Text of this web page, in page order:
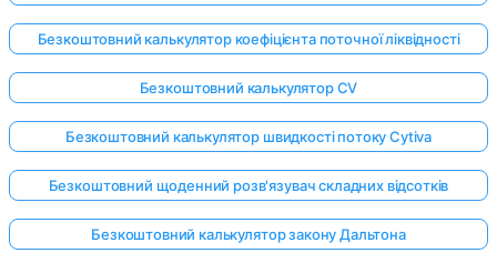
Безкоштовний калькулятор коефіцієнта поточної ліквідності
Безкоштовний калькулятор CV
Безкоштовний калькулятор швидкості потоку Cytiva
Безкоштовний щоденний розв'язувач складних відсотків
Безкоштовний калькулятор закону Дальтона